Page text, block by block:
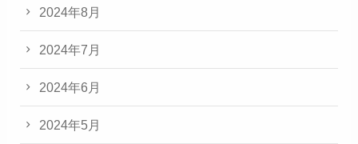
2024年8月
2024年7月
2024年6月
2024年5月